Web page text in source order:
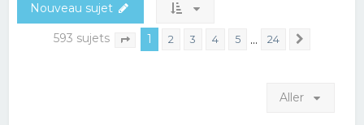
Nouveau sujet
593 sujets Page sur 24
1 2 3 4 5 … 24
Aller